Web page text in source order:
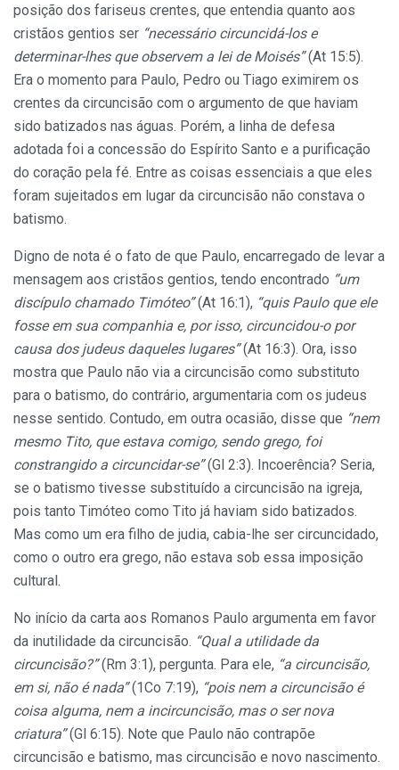
posição dos fariseus crentes, que entendia quanto aos
cristãos gentios ser “necessário circuncidá-los e
determinar-lhes que observem a lei de Moisés”(At 15:5).
Era o momento para Paulo, Pedro ou Tiago eximirem os
crentes da circuncisão com o argumento de que haviam
sido batizados nas águas. Porém, a linha de defesa
adotada foi a concessão do Espírito Santo e a purificação
do coração pela fé. Entre as coisas essenciais a que eles
foram sujeitados em lugar da circuncisão não constava o
batismo.
Digno de nota é o fato de que Paulo, encarregado de levar a
mensagem aos cristãos gentios, tendo encontrado “um
discípulo chamado Timóteo”(At 16:1), “quis Paulo que ele
fosse em sua companhia e, por isso, circuncidou-o por
causa dos judeus daqueles lugares”(At 16:3). Ora, isso
mostra que Paulo não via a circuncisão como substituto
para o batismo, do contrário, argumentaria com os judeus
nesse sentido. Contudo, em outra ocasião, disse que “nem
mesmo Tito, que estava comigo, sendo grego, foi
constrangido a circuncidar-se”(Gl 2:3). Incoerência? Seria,
se o batismo tivesse substituído a circuncisão na igreja,
pois tanto Timóteo como Tito já haviam sido batizados.
Mas como um era filho de judia, cabia-lhe ser circuncidado,
como o outro era grego, não estava sob essa imposição
cultural.
No início da carta aos Romanos Paulo argumenta em favor
da inutilidade da circuncisão. “Qual a utilidade da
circuncisão?”(Rm 3:1), pergunta. Para ele, “a circuncisão,
em si, não é nada”(1Co 7:19), “pois nem a circuncisão é
coisa alguma, nem a incircuncisão, mas o ser nova
criatura”(Gl 6:15). Note que Paulo não contrapõe
circuncisão e batismo, mas circuncisão e novo nascimento.